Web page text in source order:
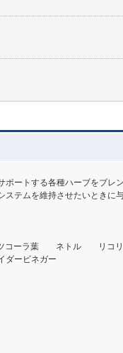
ートする各種ハーブをブレ
ステムを維持させたいときに
ツコーラ葉 ネトル リ
ービネガー